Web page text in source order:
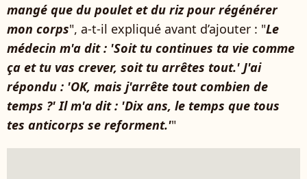
mangé que du poulet et du riz pour régénérer
mon corps", a-t-il expliqué avant d’ajouter : "Le
médecin m'a dit : 'Soit tu continues ta vie comme
ça et tu vas crever, soit tu arrêtes tout.' J'ai
répondu : 'OK, mais j'arrête tout combien de
temps ?' Il m'a dit : 'Dix ans, le temps que tous
tes anticorps se reforment.'"